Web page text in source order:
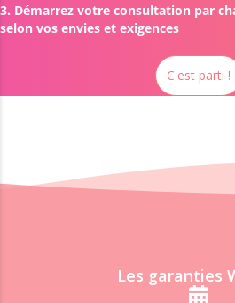
3. Démarrez votre consultation par
selon vos envies et exigences
C'est parti !
Les garanties